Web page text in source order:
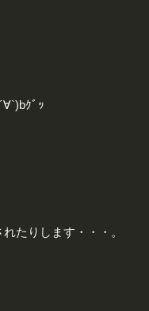
ｸﾞｯ
たりします・・・。